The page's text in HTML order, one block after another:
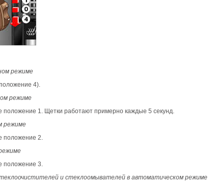
режиме
4).
режиме
положение 1. Щетки работают примерно каждые 5 секунд.
режиме
положение 2.
положение 3.
и стеклоомывателей в автоматическом режиме